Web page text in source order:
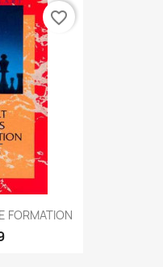
FORMATION
favorite_border